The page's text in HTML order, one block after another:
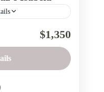
Bay e Islas
Islas Encantadas
$1,350